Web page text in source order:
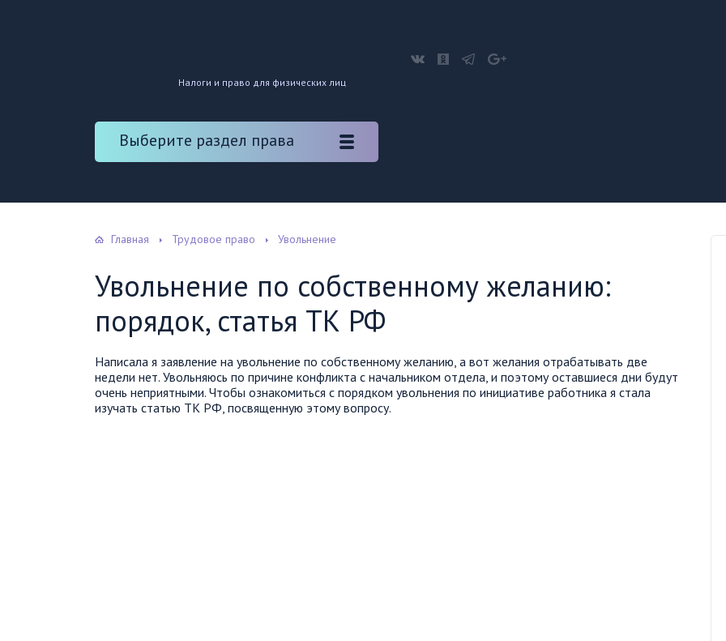
Налоги и право для физических лиц
Выберите раздел права
Главная Трудовое право Увольнение
Увольнение по собственному желанию:
порядок, статья ТК РФ
Написала я заявление на увольнение по собственному желанию, а вот желания отрабатывать две
недели нет. Увольняюсь по причине конфликта с начальником отдела, и поэтому оставшиеся дни будут
очень неприятными. Чтобы ознакомиться с порядком увольнения по инициативе работника я стала
изучать статью ТК РФ, посвященную этому вопросу.